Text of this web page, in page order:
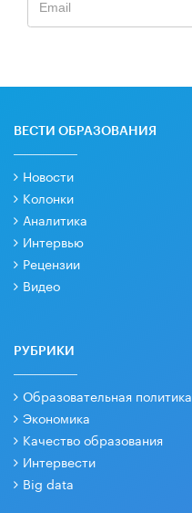
ВЕСТИ ОБРАЗОВАНИЯ
Новости
Колонки
Аналитика
Интервью
Рецензии
Видео
РУБРИКИ
Образовательная политика
Экономика
Качество образования
Интервести
Big data